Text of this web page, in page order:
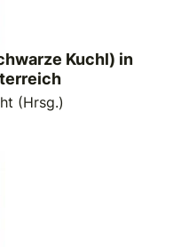
Kuchl) in
(Hrsg.)